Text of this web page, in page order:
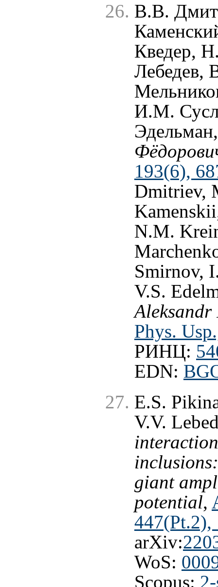
В.В.
Кведер,
Лебедев,
И.М.
193(6),
Dmitriev,
N.M.
Smirnov,
V.S.
Aleksandr
Phys.
РИНЦ:
EDN:
E.S.
V.V.
giant
potential,
447(Pt.2),
arXiv:
WoS:
Scopus: